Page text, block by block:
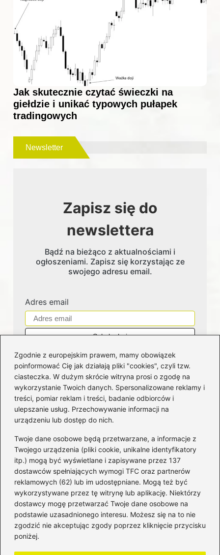
Zgodnie z europejskim prawem, mamy obowiązek
poinformować Cię jak działają pliki "cookies", czyli tzw.
ciasteczka. W dużym skrócie witryna prosi o zgodę na
wykorzystanie Twoich danych. Spersonalizowane reklamy i
treści, pomiar reklam i treści, badanie odbiorców i
ulepszanie usług. Przechowywanie informacji na
urządzeniu lub dostęp do nich.
Twoje dane osobowe będą przetwarzane, a informacje z
Twojego urządzenia (pliki cookie, unikalne identyfikatory
itp.) mogą być wyświetlane i zapisywane przez 137
dostawców spełniających wymogi TFC oraz partnerów
reklamowych (62) lub im udostępniane. Mogą też być
wykorzystywane przez tę witrynę lub aplikację. Niektórzy
dostawcy mogę przetwarzać Twoje dane osobowe na
podstawie uzasadnionego interesu. Możesz się na to nie
zgodzić nie akceptując zgody poprzez kliknięcie przycisku
poniżej.
Jak skutecznie czytać świeczki na
giełdzie i unikać typowych pułapek
tradingowych
Newsletter
Zapisz się do
newslettera
Bądź na bieżąco z aktualnościami i
ogłoszeniami. Zapisz się korzystając ze
swojego adresu email.
Adres email
Kategorie
Bankowość (182)
Fundusze
(36)
Giełda(28)
Inwestycje(49)
Rentowność(32)
Rozliczenia(196)
Świadczenia socjalne(59)
Waluty(21)
Windykacja(49)